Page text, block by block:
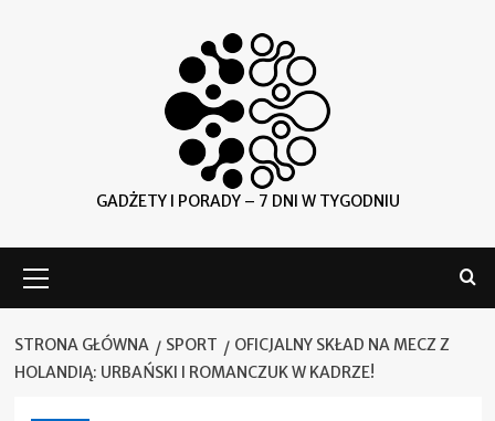
GADŻETY I PORADY – 7 DNI W TYGODNIU
główne
STRONA GŁÓWNA SPORT
OFICJALNY SKŁAD NA MECZ Z
HOLANDIĄ: URBAŃSKI I ROMANCZUK W KADRZE!